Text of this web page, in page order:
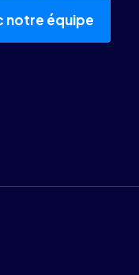
notre équipe